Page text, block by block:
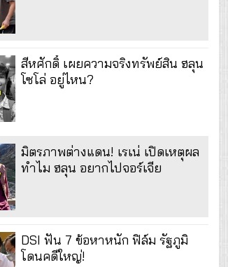
สีหศักดิ์ เผยความจริงทรัพย์สิน ฮลุน
โซโล่ อยู่ไหน?
มิตรภาพต่างแดน! เรเน่ เปิดเหตุผล
ทำไม ฮลุน อยากไปจอร์เจีย
DSI ฟัน 7 ข้อหาหนัก ฟิล์ม รัฐภูมิ
โดนคดีใหญ่!